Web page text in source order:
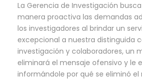
La Gerencia de Investigación
manera proactiva las demandas
los investigadores al brindar un
excepcional a nuestra distinguida
investigación y colaboradores, un
eliminará el mensaje ofensivo y le
informándole por qué se eliminó el